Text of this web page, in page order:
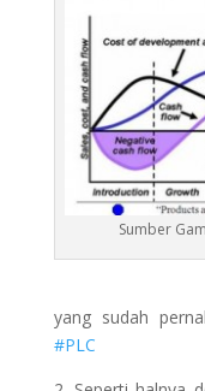
Sumber
yang sudah
#PLC